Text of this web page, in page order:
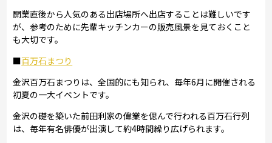
開業直後から人気のある出店場所へ出店することは難しいです
が、参考のために先輩キッチンカーの販売風景を見ておくこと
も大切です。
■百万石まつり
金沢百万石まつりは、全国的にも知られ、毎年6月に開催される
初夏の一大イベントです。
金沢の礎を築いた前田利家の偉業を偲んで行われる百万石行列
は、毎年有名俳優が出演して約4時間繰り広げられます。